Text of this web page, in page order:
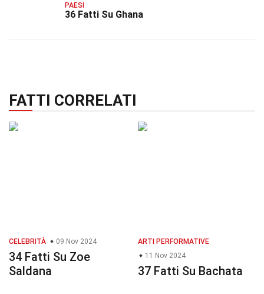
PAESI
36 Fatti Su Ghana
FATTI CORRELATI
CELEBRITÀ 09 Nov 2024
34 Fatti Su Zoe
Saldana
ARTI PERFORMATIVE
11 Nov 2024
37 Fatti Su Bachata